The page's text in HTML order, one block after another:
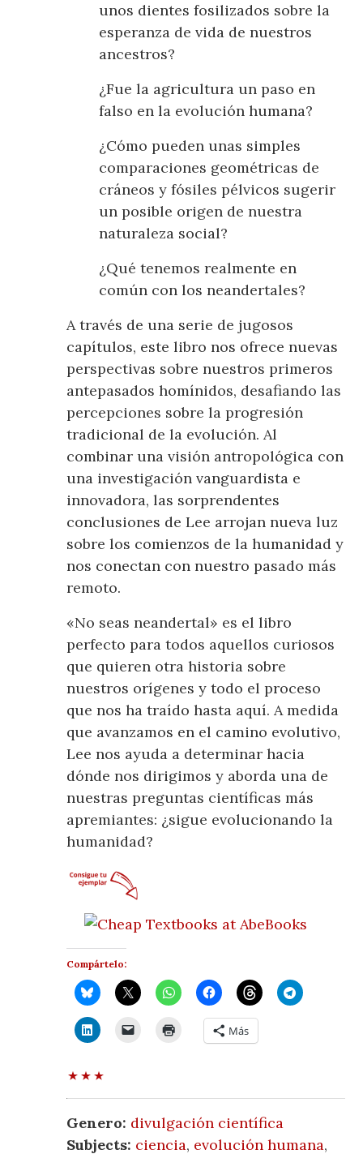
unos dientes fosilizados sobre la
esperanza de vida de nuestros
ancestros?
¿Fue la agricultura un paso en
falso en la evolución humana?
¿Cómo pueden unas simples
comparaciones geométricas de
cráneos y fósiles pélvicos sugerir
un posible origen de nuestra
naturaleza social?
¿Qué tenemos realmente en
común con los neandertales?
A través de una serie de jugosos
capítulos, este libro nos ofrece nuevas
perspectivas sobre nuestros primeros
antepasados homínidos, desafiando las
percepciones sobre la progresión
tradicional de la evolución. Al
combinar una visión antropológica con
una investigación vanguardista e
innovadora, las sorprendentes
conclusiones de Lee arrojan nueva luz
sobre los comienzos de la humanidad y
nos conectan con nuestro pasado más
remoto.
«No seas neandertal» es el libro
perfecto para todos aquellos curiosos
que quieren otra historia sobre
nuestros orígenes y todo el proceso
que nos ha traído hasta aquí. A medida
que avanzamos en el camino evolutivo,
Lee nos ayuda a determinar hacia
dónde nos dirigimos y aborda una de
nuestras preguntas científicas más
apremiantes: ¿sigue evolucionando la
humanidad?
Compártelo:
Más
Genero: divulgación científica
Subjects: ciencia, evolución humana,